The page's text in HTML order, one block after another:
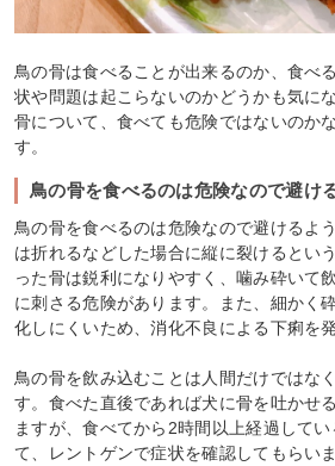
鳥の骨は食べることが出来るのか、食べ
状や問題は起こらないのかどうかも気に
骨について、食べても危険ではないのか
す。
鳥の骨を食べるのは危険なので避け
鳥の骨を食べるのは危険なので避けるよ
は折れるなどした場合に縦に裂けるとい
った骨は鋭利になりやすく、噛み砕いて
に刺さる危険があります。また、細かく
化しにくいため、消化不良による下痢を
鳥の骨を飲み込むことは人間だけではな
す。食べた直後であれば犬に骨を吐かせ
ますが、食べてから2時間以上経過して
て、レントゲンで症状を確認してもらい